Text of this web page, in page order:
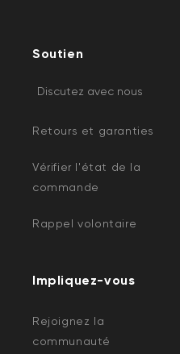
Soutien
Discutez avec nous
Retours et garanties
Vérifier l'état de la
commande
Rappel volontaire
Impliquez-vous
Rejoignez la
communauté